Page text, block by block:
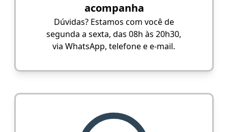
acompanha
Dúvidas? Estamos com você de
segunda a sexta, das 08h às 20h30,
via WhatsApp, telefone e e-mail.